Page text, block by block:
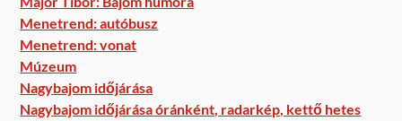
Menetrend: autóbusz
Menetrend: vonat
Múzeum
Nagybajom időjárása
Nagybajom időjárása óránként, radarkép, kettő hetes